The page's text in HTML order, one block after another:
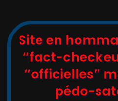
Site en
“fact-
“officielles”
pédo-